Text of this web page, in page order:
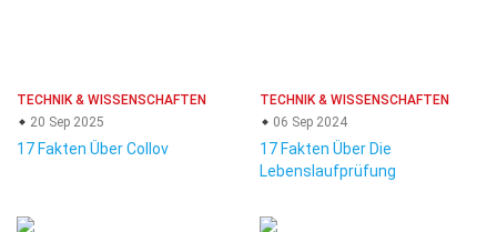
TECHNIK & WISSENSCHAFTEN
20 Sep 2025
17 Fakten Über Collov
TECHNIK & WISSENSCHAFTEN
06 Sep 2024
17 Fakten Über Die
Lebenslaufprüfung